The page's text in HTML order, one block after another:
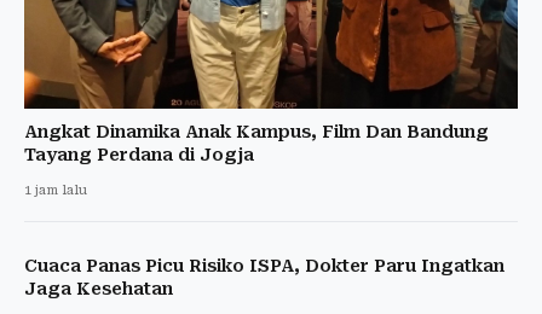
Angkat Dinamika Anak Kampus, Film Dan Bandung
Tayang Perdana di Jogja
1 jam lalu
Cuaca Panas Picu Risiko ISPA, Dokter Paru Ingatkan
Jaga Kesehatan